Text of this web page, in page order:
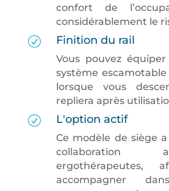
confort de
considérablement le
R Finition du rail
Vous pouvez
système
lorsque vous
repliera après
R L'option actif
Ce modèle de siège
collaboration
ergothérapeutes,
accompagner